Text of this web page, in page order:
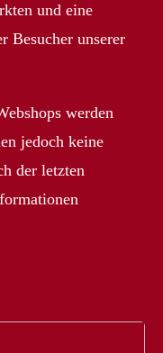
und eine
Besucher unserer
werden
jedoch keine
der letzten